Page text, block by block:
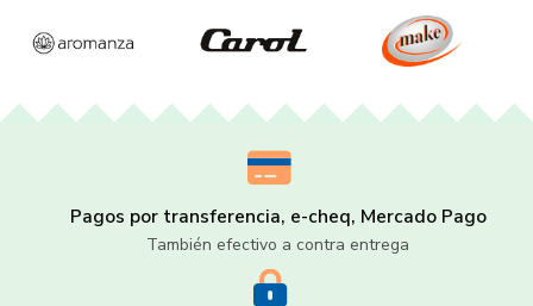
Pagos por transferencia, e-cheq, Mercado Pago
También efectivo a contra entrega